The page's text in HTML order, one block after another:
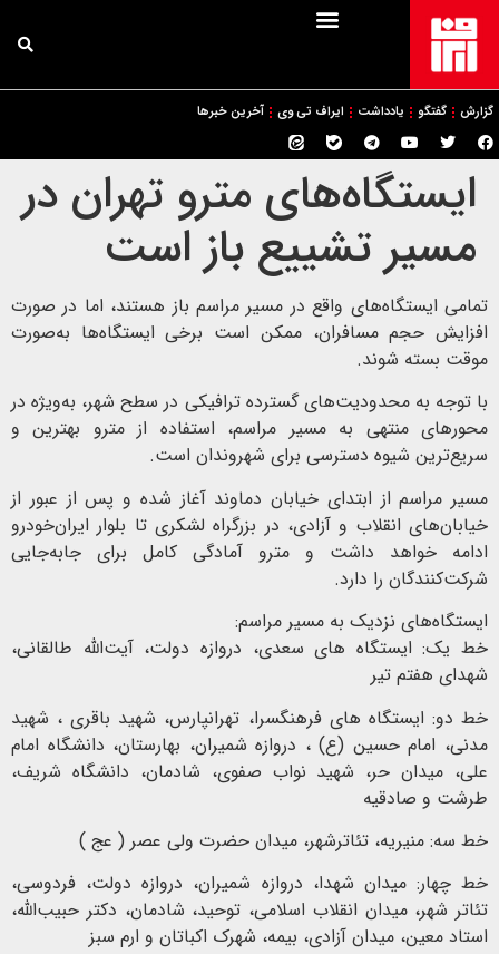
گزارش گفتگو یادداشت ایراف تی وی آخرین خبرها
ایستگاه‌های مترو تهران در
مسیر تشییع باز است
تمامی ایستگاه‌های واقع در مسیر مراسم باز هستند، اما در صورت
افزایش حجم مسافران، ممکن است برخی ایستگاه‌ها به‌صورت
موقت بسته شوند.
با توجه به محدودیت‌های گسترده ترافیکی در سطح شهر، به‌ویژه در
محورهای منتهی به مسیر مراسم، استفاده از مترو بهترین و
سریع‌ترین شیوه دسترسی برای شهروندان است.
مسیر مراسم از ابتدای خیابان دماوند آغاز شده و پس از عبور از
خیابان‌های انقلاب و آزادی، در بزرگراه لشکری تا بلوار ایران‌خودرو
ادامه خواهد داشت و مترو آمادگی کامل برای جابه‌جایی
شرکت‌کنندگان را دارد.
ایستگاه‌های نزدیک به مسیر مراسم:
خط یک: ایستگاه های سعدی، دروازه دولت، آیت‌الله طالقانی،
شهدای هفتم تیر
خط دو: ایستگاه های فرهنگسرا، تهرانپارس، شهید باقری ، شهید
مدنی، امام حسین (ع) ، دروازه شمیران، بهارستان، دانشگاه امام
علی، میدان حر، شهید نواب صفوی، شادمان، دانشگاه شریف،
طرشت و صادقیه
خط سه: منیریه، تئاترشهر، میدان حضرت ولی عصر ( عج )
خط چهار: میدان شهدا، دروازه شمیران، دروازه دولت، فردوسی،
تئاتر شهر، میدان انقلاب اسلامی، توحید، شادمان، دکتر حبیب‌الله،
استاد معین، میدان آزادی، بیمه، شهرک اکباتان و ارم سبز